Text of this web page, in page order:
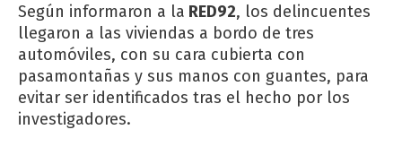
Según informaron a la RED92, los delincuentes
llegaron a las viviendas a bordo de tres
automóviles, con su cara cubierta con
pasamontañas y sus manos con guantes, para
evitar ser identificados tras el hecho por los
investigadores.